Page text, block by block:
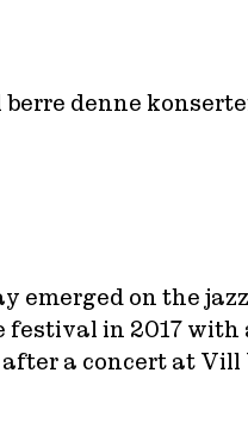
denne
on the
festival in 2017 with
a concert at Vill